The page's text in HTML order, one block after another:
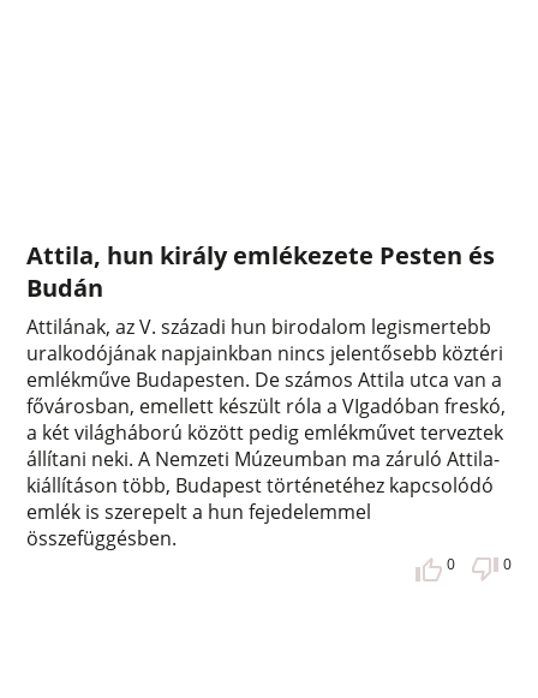
Attila, hun király emlékezete Pesten és
Budán
Attilának, az V. századi hun birodalom legismertebb
uralkodójának napjainkban nincs jelentősebb köztéri
emlékműve Budapesten. De számos Attila utca van a
fővárosban, emellett készült róla a VIgadóban freskó,
a két világháború között pedig emlékművet terveztek
állítani neki. A Nemzeti Múzeumban ma záruló Attila-
kiállításon több, Budapest történetéhez kapcsolódó
emlék is szerepelt a hun fejedelemmel
összefüggésben.
0 0